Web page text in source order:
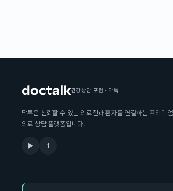
건강상담 포럼 · 닥톡
닥톡은 신뢰할 수 있는 의료진과 환자를 연결하는 프리미엄
의료 상담 플랫폼입니다.
▶ f